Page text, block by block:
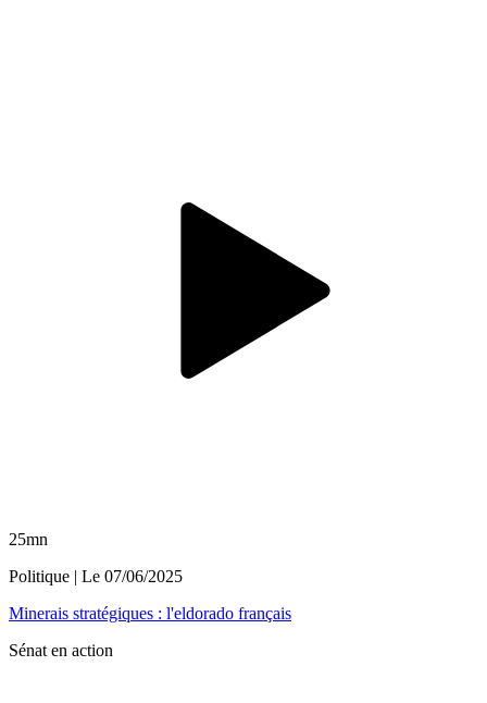
25mn
Politique | Le 07/06/2025
Minerais stratégiques : l'eldorado français
Sénat en action